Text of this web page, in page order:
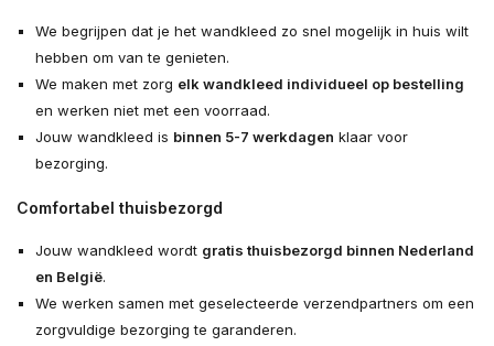
We begrijpen dat je het wandkleed zo snel mogelijk in huis wilt
hebben om van te genieten.
We maken met zorg elk wandkleed individueel op bestelling
en werken niet met een voorraad.
Jouw wandkleed is binnen 5-7 werkdagen klaar voor
bezorging.
Comfortabel thuisbezorgd
Jouw wandkleed wordt gratis thuisbezorgd binnen Nederland
en België.
We werken samen met geselecteerde verzendpartners om een
zorgvuldige bezorging te garanderen.